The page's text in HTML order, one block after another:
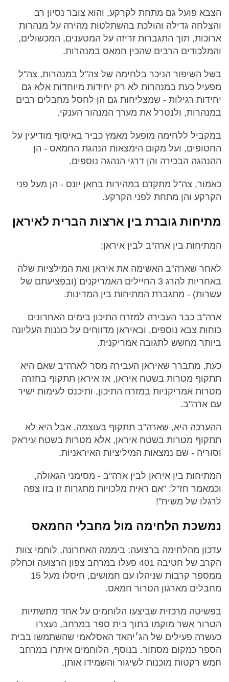
הצבא פועל גם מתחת לקרקע, והוא צובר נסיון רב
והצלחה גדילה והולכת בהשתלטות מהירה על מנהרות
ארוכות, תוך התגברות זריזה על המטענים, המכשולים,
והמלכודים הרבים שהכין חמאס במנהרות.
בשל השיפור הניכר בלחימה של צה"ל במנהרות, צה"ל
מפעיל כעת במנהרות לא רק יחידות מיוחדות אלא גם
יחידות רגילות - שמצליחות גם הן לחסל מחבלים רבים
במנהרות, ולנטרל את מערך המנהור הענקי.
במקביל ללחימה מופעל מאמץ כביר באיסוף מודיעין על
החטופים, ועל מקום הימצאות הנהגת החמאס - הן
ההנהגה הבכירה והן דרגי הנהגה נוספים.
כאמור, צה"ל מתקדם במהירות בחאן יונס - הן מעל פני
הקרקע והן מתחת לפני הקרקע.
מתיחות גוברת בין ארצות הברית לאיראן
המתיחות בין ארה"ב לבין איראן:
לאחר שארה"ב האשימה את איראן ואת המילציות שלה
באחריות להרג 3 החיילים האמריקנים (ובפציעתם של
עשרות) - מתגברת המתיחות בין המדינות.
ארה"ב כבר העבירה למזרח התיכון בימים האחרונים
כוחות צבא נוספים, ובאיראן מדווחים על כוננות העליונה
ביותר מחשש לתגובה אמריקנית.
כעת, מתברר שאיראן העבירה מסר לארה"ב שאם היא
תתקוף מטרות בשטח איראן, אז איראן תתקוף בחזרה
מטרות אמריקניות במזרח התיכון, ותיכנס לעימות ישיר
עם ארה"ב.
ההערכה היא, שארה"ב תתקוף בעוצמה, אבל היא לא
תתקוף מטרות בשטח איראן, אלא מטרות בשטח עיראק
וסוריה - שם נמצאות המיליציות האיראניות.
המתיחות בין איראן לבין ארה"ב - מסימני הגאולה,
וכמאמר חז"ל: "אם ראית מלכויות מתגרות זו בזו צפה
לרגלו של משיח"!
נמשכת הלחימה מול מחבלי החמאס
עדכון מהלחימה ברצועה: ביממה האחרונה, לוחמי צוות
הקרב של חטיבה 401 פעלו במרחב צפון הרצועה וכחלק
ממספר קרבות שניהלו עם חמושים, חיסלו מעל 15
מחבלים מארגון הטרור חמאס.
בפשיטה מרכזית שביצעו הלוחמים על אחד מתשתיות
הטרור אשר מוקמו בתוך בית ספר במרחב, נעצרו
כעשרה פעילים של הג׳יהאד האסלאמי שהשתמשו בבית
הספר כמקום מסתור. בנוסף, הלוחמים איתרו במרחב
חמש רקטות מוכנות לשיגור והשמידו אותן.